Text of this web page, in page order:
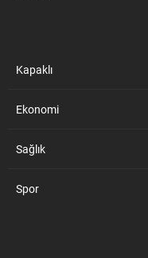
Kapaklı
Ekonomi
Sağlık
Spor